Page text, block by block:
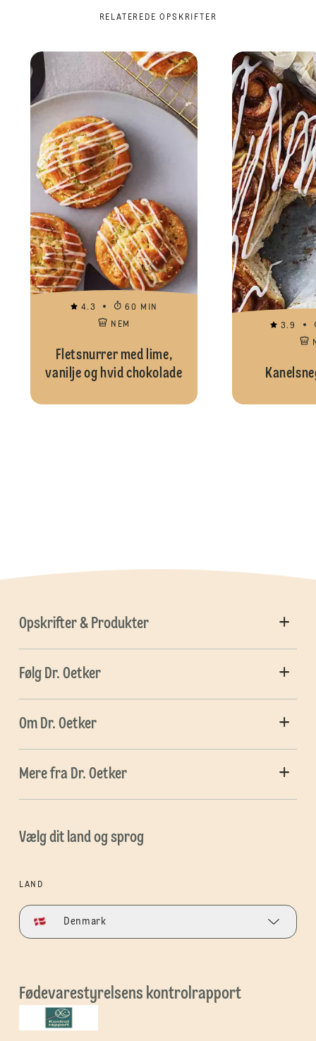
RELATEREDE OPSKRIFTER
4.3
60 MIN
NEM
Fletsnurrer med lime,
vanilje og hvid chokolade
3.9
Opskrifter & Produkter
Følg Dr. Oetker
Om Dr. Oetker
Mere fra Dr. Oetker
Vælg dit land og sprog
LAND
Denmark
Fødevarestyrelsens kontrolrapport